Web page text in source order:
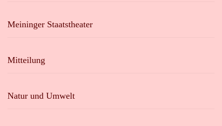
Meininger Staatstheater
Mitteilung
Natur und Umwelt